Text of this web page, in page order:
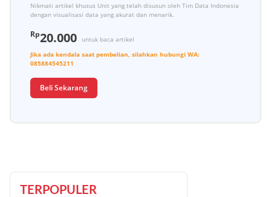
Nikmati artikel khusus Unit yang telah disusun oleh Tim Data Indonesia
dengan visualisasi data yang akurat dan menarik.
Rp20.000
untuk baca artikel
Jika ada kendala saat pembelian, silahkan hubungi WA:
085884545211
Beli Sekarang
TERPOPULER